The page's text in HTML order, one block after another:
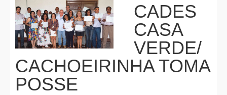
CADES
CASA
VERDE/
CACHOEIRINHA TOMA
POSSE